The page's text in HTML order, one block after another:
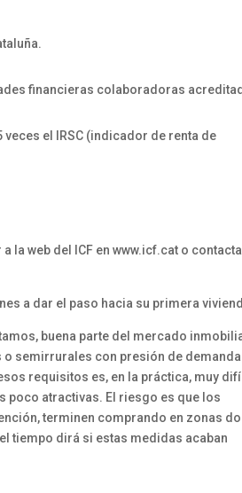
financieras colaboradoras
el IRSC (indicador de renta de
la web del ICF en www.icf.cat o
a dar el paso hacia su primera
buena parte del mercado
o semirrurales con presión de
requisitos es, en la práctica, muy
poco atractivas. El riesgo es que los
terminen comprando en zonas
tiempo dirá si estas medidas acaban